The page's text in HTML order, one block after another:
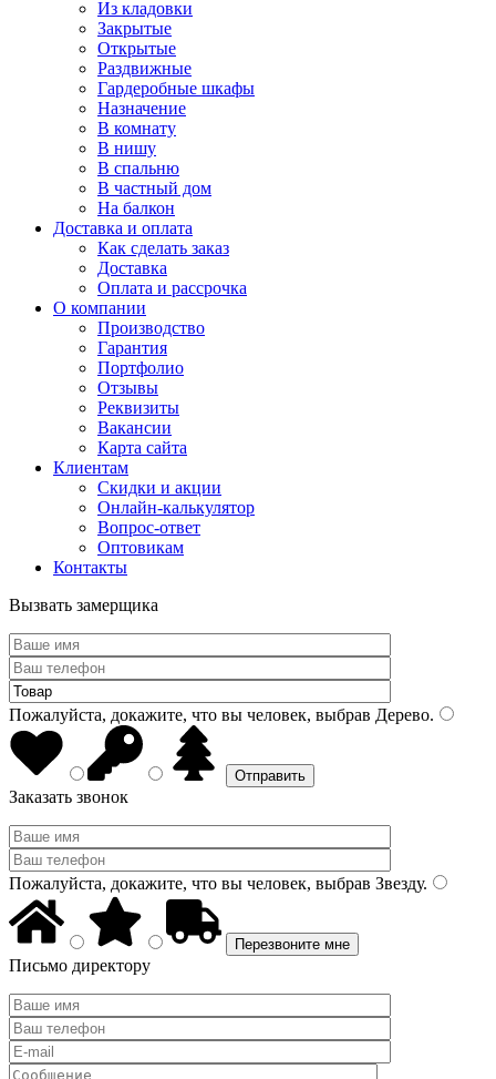
Из кладовки
Закрытые
Открытые
Раздвижные
Гардеробные шкафы
Назначение
В комнату
В нишу
В спальню
В частный дом
На балкон
Доставка и оплата
Как сделать заказ
Доставка
Оплата и рассрочка
О компании
Производство
Гарантия
Портфолио
Отзывы
Реквизиты
Вакансии
Карта сайта
Клиентам
Скидки и акции
Онлайн-калькулятор
Вопрос-ответ
Оптовикам
Контакты
Вызвать замерщика
Пожалуйста, докажите, что вы человек, выбрав Дерево.
Заказать звонок
Пожалуйста, докажите, что вы человек, выбрав Звезду.
Письмо директору